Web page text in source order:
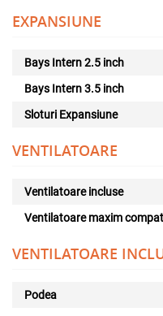
EXPANSIUNE
Bays Intern 2.5 inch
Bays Intern 3.5 inch
Sloturi Expansiune
VENTILATOARE
Ventilatoare incluse
Ventilatoare maxim
VENTILATOARE
Podea